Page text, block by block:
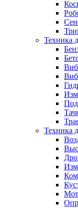
Техника
Техника